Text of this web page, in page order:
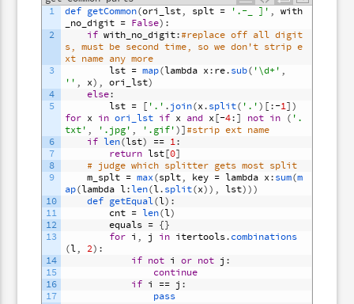
1
2
3
4
5
6
7
8
9
10
11
12
13
14
15
16
17
def getCommon(ori_lst, splt = '.-_ ]' , with
_no_digit = False) :
if with_no_digit:#replace off all digit
s, must be second time, so we don't strip e
xt name any more
lst = map(lambda x:re.sub( '\d+' ,
'' , x) , ori_lst)
else:
lst = [ '.' .join(x.split( '.') [:-1])
for x in ori_lst if x and x[-4:] not in ( '.
txt' , '.jpg' , '.gif')]#strip ext name
if len(lst) == 1:
return lst[0]
# judge which splitter gets most split
m_splt = max(splt, key = lambda x:sum(m
ap(lambda l:len(l.split(x)) , lst)))
def getEqual(l) :
cnt = len(l)
equals = {}
for i , j in itertools.combinations
(l, 2) :
if not i or not j :
continue
if i == j :
pass